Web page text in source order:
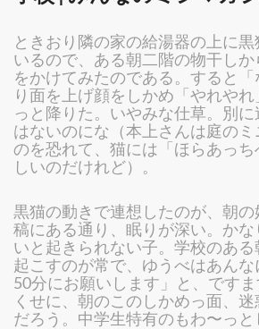
ときおり隣の家の給湯器の上に
いるので、ある朝二階の物干し
をかけてみたのである。すると「
り面を上げ顔をしかめ「やれや
っと降りた。いやみな仕草。別
はないのにな（本上さんは庭の
のを恐れて、猫には「ほらあっ
しいのだけれど）。
黒猫の動きで連想したのが、朝
稿にある通り、眠りが深い。か
いと起きられない子。学校のあ
起こすのが常で、ゆうべはあん
50分にお願いします」と、です
くせに、朝のこのしかめっ面、
だろう。中学生特有のもわ〜っ